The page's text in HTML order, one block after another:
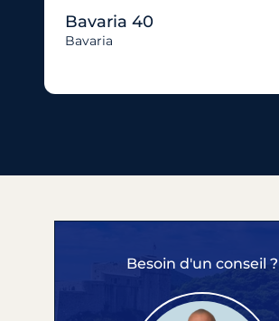
Bavaria 40
Bavaria
Besoin d'un conseil ?